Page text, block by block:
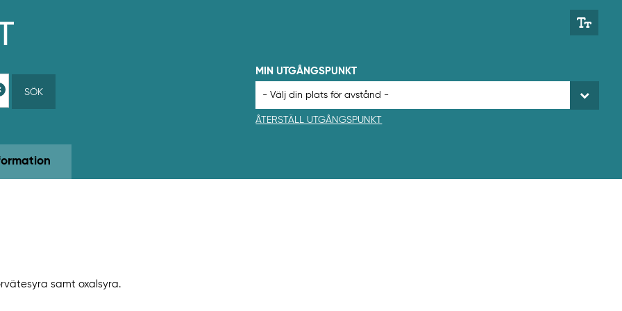
SÖK
MIN UTGÅNGSPUNKT
ÅTERSTÄLL UTGÅNGSPUNKT
samt oxalsyra.